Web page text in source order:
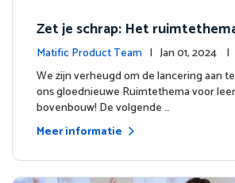
Zet je schrap: Het
or de bovenbouw!
Matific Product Team | Jan 01, 2024 |
We zijn verheugd om de lancering aan
ons gloednieuwe Ruimtethema voor
bovenbouw! De volgende …
Meer informatie